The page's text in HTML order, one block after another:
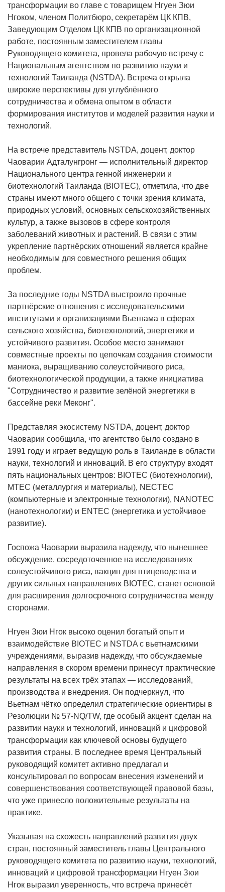
трансформации во главе с товарищем Нгуен Зюи
Нгоком, членом Политбюро, секретарём ЦК КПВ,
Заведующим Отделом ЦК КПВ по организационной
работе, постоянным заместителем главы
Руководящего комитета, провела рабочую встречу с
Национальным агентством по развитию науки и
технологий Таиланда (NSTDA). Встреча открыла
широкие перспективы для углублённого
сотрудничества и обмена опытом в области
формирования институтов и моделей развития науки и
технологий.
На встрече представитель NSTDA, доцент, доктор
Чаоварии Адталунгронг — исполнительный директор
Национального центра генной инженерии и
биотехнологий Таиланда (BIOTEC), отметила, что две
страны имеют много общего с точки зрения климата,
природных условий, основных сельскохозяйственных
культур, а также вызовов в сфере контроля
заболеваний животных и растений. В связи с этим
укрепление партнёрских отношений является крайне
необходимым для совместного решения общих
проблем.
За последние годы NSTDA выстроило прочные
партнёрские отношения с исследовательскими
институтами и организациями Вьетнама в сферах
сельского хозяйства, биотехнологий, энергетики и
устойчивого развития. Особое место занимают
совместные проекты по цепочкам создания стоимости
маниока, выращиванию солеустойчивого риса,
биотехнологической продукции, а также инициатива
"Сотрудничество и развитие зелёной энергетики в
бассейне реки Меконг".
Представляя экосистему NSTDA, доцент, доктор
Чаоварии сообщила, что агентство было создано в
1991 году и играет ведущую роль в Таиланде в области
науки, технологий и инноваций. В его структуру входят
пять национальных центров: BIOTEC (биотехнологии),
MTEC (металлургия и материалы), NECTEC
(компьютерные и электронные технологии), NANOTEC
(нанотехнологии) и ENTEC (энергетика и устойчивое
развитие).
Госпожа Чаоварии выразила надежду, что нынешнее
обсуждение, сосредоточенное на исследованиях
солеустойчивого риса, вакцин для птицеводства и
других сильных направлениях BIOTEC, станет основой
для расширения долгосрочного сотрудничества между
сторонами.
Нгуен Зюи Нгок высоко оценил богатый опыт и
взаимодействие BIOTEC и NSTDA с вьетнамскими
учреждениями, выразив надежду, что обсуждаемые
направления в скором времени принесут практические
результаты на всех трёх этапах — исследований,
производства и внедрения. Он подчеркнул, что
Вьетнам чётко определил стратегические ориентиры в
Резолюции № 57-NQ/TW, где особый акцент сделан на
развитии науки и технологий, инноваций и цифровой
трансформации как ключевой основы будущего
развития страны. В последнее время Центральный
руководящий комитет активно предлагал и
консультировал по вопросам внесения изменений и
совершенствования соответствующей правовой базы,
что уже принесло положительные результаты на
практике.
Указывая на схожесть направлений развития двух
стран, постоянный заместитель главы Центрального
руководящего комитета по развитию науки, технологий,
инноваций и цифровой трансформации Нгуен Зюи
Нгок выразил уверенность, что встреча принесёт